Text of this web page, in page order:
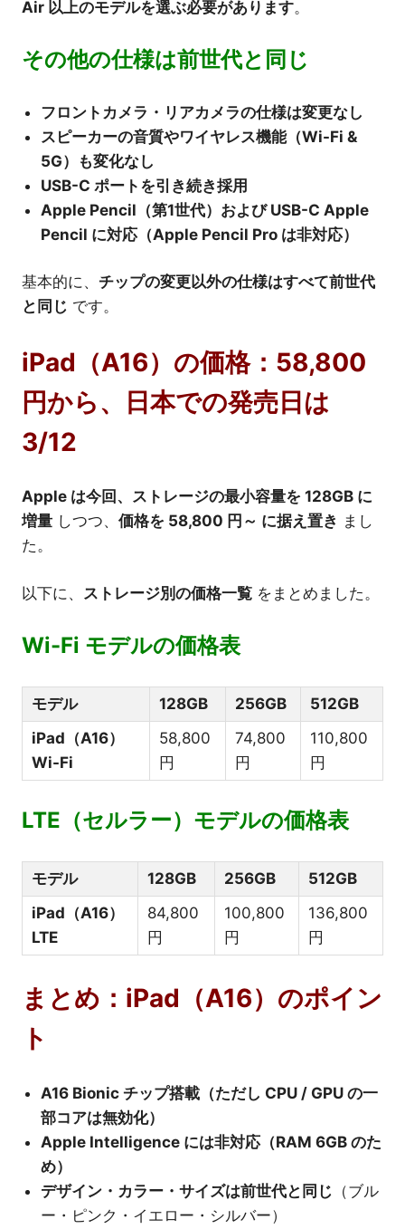
Air 以上のモデルを選ぶ必要があります。
その他の仕様は前世代と同じ
フロントカメラ・リアカメラの仕様は変更なし
スピーカーの音質やワイヤレス機能（Wi-Fi &
5G）も変化なし
USB-C ポートを引き続き採用
Apple Pencil（第1世代）および USB-C Apple
Pencil に対応（Apple Pencil Pro は非対応）
基本的に、 チップの変更以外の仕様はすべて前世代
と同じ です。
iPad（A16）の価格：58,800
円から、日本での発売日は
3/12
Apple は今回、ストレージの最小容量を 128GB に
増量 しつつ、 価格を 58,800 円～ に据え置き まし
た。
以下に、 ストレージ別の価格一覧 をまとめました。
Wi-Fi モデルの価格表
モデル 128GB 256GB
512GB
iPad（A16）
Wi-Fi
58,800
円
74,800
円
110,800
円
LTE（セルラー）モデルの価格表
モデル 128GB 256GB
512GB
iPad（A16）
LTE
84,800
円
100,800
円
136,800
円
まとめ：iPad（A16）のポイン
ト
A16 Bionic チップ搭載（ただし CPU / GPU の一
部コアは無効化）
Apple Intelligence には非対応（RAM 6GB のた
め）
デザイン・カラー・サイズは前世代と同じ （ブル
ー・ピンク・イエロー・シルバー）